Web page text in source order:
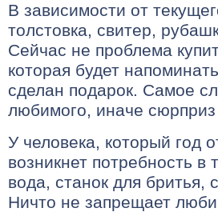
В зависимости от
толстовка, свитер,
Сейчас не проблема
которая будет
сделан подарок. Самое
любимого, иначе
У человека, который год
возникнет потребность
вода, станок для бритья,
Ничто не запрещает